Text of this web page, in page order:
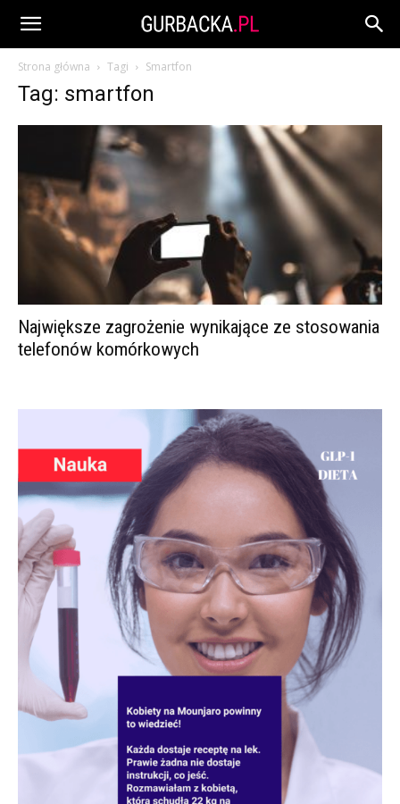
Strona główna Tagi Smartfon
Tag: smartfon
Największe zagrożenie wynikające ze stosowania
telefonów komórkowych